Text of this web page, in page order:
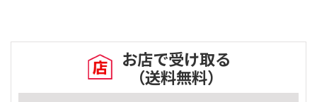
お店で受け取る
（送料無料）